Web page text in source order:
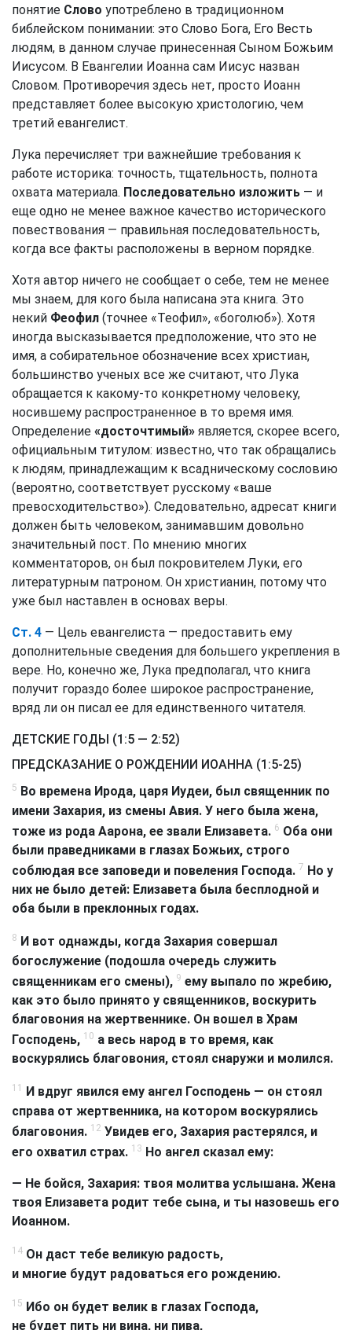
понятие Слово употреблено в традиционном
библейском понимании: это Слово Бога, Его Весть
людям, в данном случае принесенная Сыном Божьим
Иисусом. В Евангелии Иоанна сам Иисус назван
Словом. Противоречия здесь нет, просто Иоанн
представляет более высокую христологию, чем
третий евангелист.
Лука перечисляет три важнейшие требования к
работе историка: точность, тщательность, полнота
охвата материала. Последовательно изложить — и
еще одно не менее важное качество исторического
повествования — правильная последовательность,
когда все факты расположены в верном порядке.
Хотя автор ничего не сообщает о себе, тем не менее
мы знаем, для кого была написана эта книга. Это
некий Феофил (точнее «Теофил», «боголюб»). Хотя
иногда высказывается предположение, что это не
имя, а собирательное обозначение всех христиан,
большинство ученых все же считают, что Лука
обращается к какому-то конкретному человеку,
носившему распространенное в то время имя.
Определение «досточтимый» является, скорее всего,
официальным титулом: известно, что так обращались
к людям, принадлежащим к всадническому сословию
(вероятно, соответствует русскому «ваше
превосходительство»). Следовательно, адресат книги
должен быть человеком, занимавшим довольно
значительный пост. По мнению многих
комментаторов, он был покровителем Луки, его
литературным патроном. Он христианин, потому что
уже был наставлен в основах веры.
Ст. 4 — Цель евангелиста — предоставить ему
дополнительные сведения для большего укрепления в
вере. Но, конечно же, Лука предполагал, что книга
получит гораздо более широкое распространение,
вряд ли он писал ее для единственного читателя.
ДЕТСКИЕ ГОДЫ (1:5 — 2:52)
ПРЕДСКАЗАНИЕ О РОЖДЕНИИ ИОАННА (1:5-25)
5 Во времена Ирода, царя Иудеи, был священник по
имени Захария, из смены Авия. У него была жена,
тоже из рода Аарона, ее звали Елизавета. 6 Оба они
были праведниками в глазах Божьих, строго
соблюдая все заповеди и повеления Господа. 7 Но у
них не было детей: Елизавета была бесплодной и
оба были в преклонных годах.
8 И вот однажды, когда Захария совершал
богослужение (подошла очередь служить
священникам его смены), 9 ему выпало по жребию,
как это было принято у священников, воскурить
благовония на жертвеннике. Он вошел в Храм
Господень, 10 а весь народ в то время, как
воскурялись благовония, стоял снаружи и молился.
11
И вдруг явился ему ангел Господень — он стоял
справа от жертвенника, на котором воскурялись
благовония. 12 Увидев его, Захария растерялся, и
его охватил страх. 13 Но ангел сказал ему:
— Не бойся, Захария: твоя молитва услышана. Жена
твоя Елизавета родит тебе сына, и ты назовешь его
Иоанном.
14 Он даст тебе великую радость,
и многие будут радоваться его рождению.
15 Ибо он будет велик в глазах Господа,
не будет пить ни вина, ни пива,